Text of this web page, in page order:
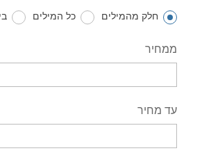
חלק מהמילים כל המילים
ממחיר
עד מחיר